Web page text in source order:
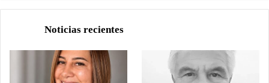
Noticias recientes